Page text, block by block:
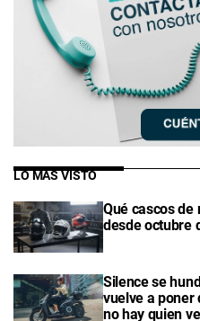
LO MÁS VISTO
Qué cascos
desde octubre
Silence se
vuelve a poner
no hay quien